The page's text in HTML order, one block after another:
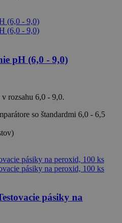
pH (6,0 - 9,0)
v rozsahu 6,0 - 9,0.
so štandardmi 6,0 - 6,5
pásiky na